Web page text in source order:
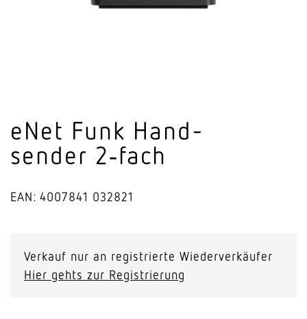
eNet Funk Hand­
sender 2‑fach
EAN: 4007841 032821
Verkauf nur an registrierte Wiederverkäufer
Hier gehts zur Registrierung